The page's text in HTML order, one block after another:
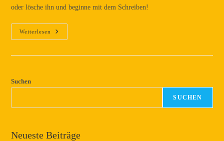
oder lösche ihn und beginne mit dem Schreiben!
Weiterlesen
Suchen
SUCHEN
Neueste Beiträge